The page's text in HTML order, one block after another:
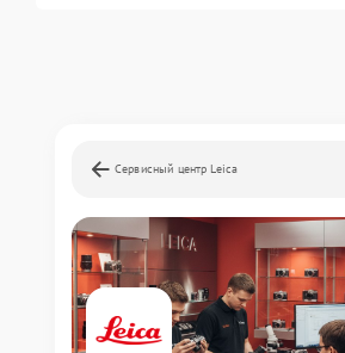
Сервисный центр Leica